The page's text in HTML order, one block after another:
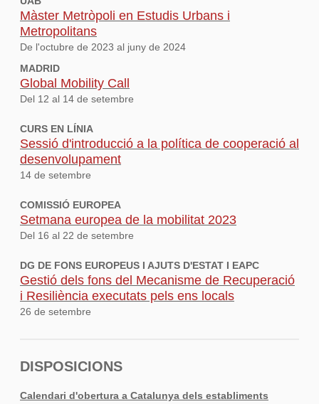
Màster Metròpoli en Estudis Urbans i
Metropolitans
De l'octubre de 2023 al juny de 2024
MADRID
Global Mobility Call
Del 12 al 14 de setembre
CURS EN LÍNIA
Sessió d'introducció a la política de cooperació al
desenvolupament
14 de setembre
COMISSIÓ EUROPEA
Setmana europea de la mobilitat 2023
Del 16 al 22 de setembre
DG DE FONS EUROPEUS I AJUTS D'ESTAT I EAPC
Gestió dels fons del Mecanisme de Recuperació
i Resiliència executats pels ens locals
26 de setembre
DISPOSICIONS
Calendari d'obertura a Catalunya dels establiments